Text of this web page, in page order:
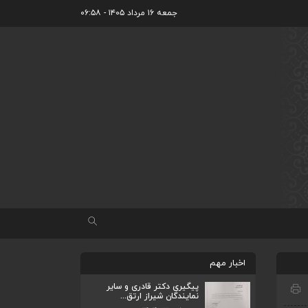
جمعه ۱۶ مرداد ۱۴۰۵ - ۰۶:۵۸
اخبار مهم
پیگیری دکتر قادری و سایر
نمایندگان شیراز ارتق...